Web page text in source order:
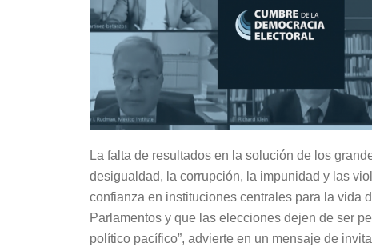
La falta de resultados en la solución de los
desigualdad, la corrupción, la impunidad y las
confianza en instituciones centrales para la vida
Parlamentos y que las elecciones dejen de ser
político pacífico”, advierte en un mensaje de